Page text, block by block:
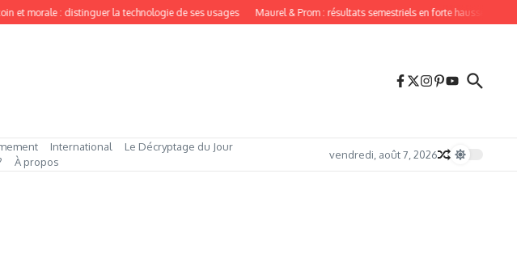
et morale : distinguer la technologie de ses usages Maurel & Prom : résultats semestriels en forte hausse en 2026
International
Le Décryptage du Jour
À propos
vendredi, août 7, 2026